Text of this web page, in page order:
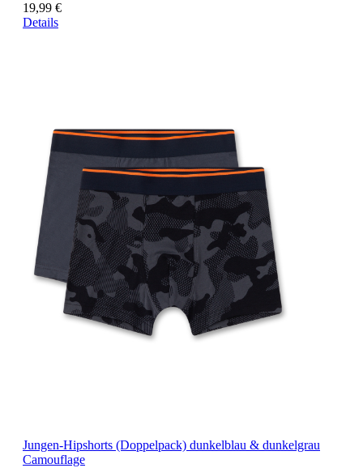
19,99 €
Details
Jungen-Hipshorts (Doppelpack) dunkelblau & dunkelgrau
Camouflage